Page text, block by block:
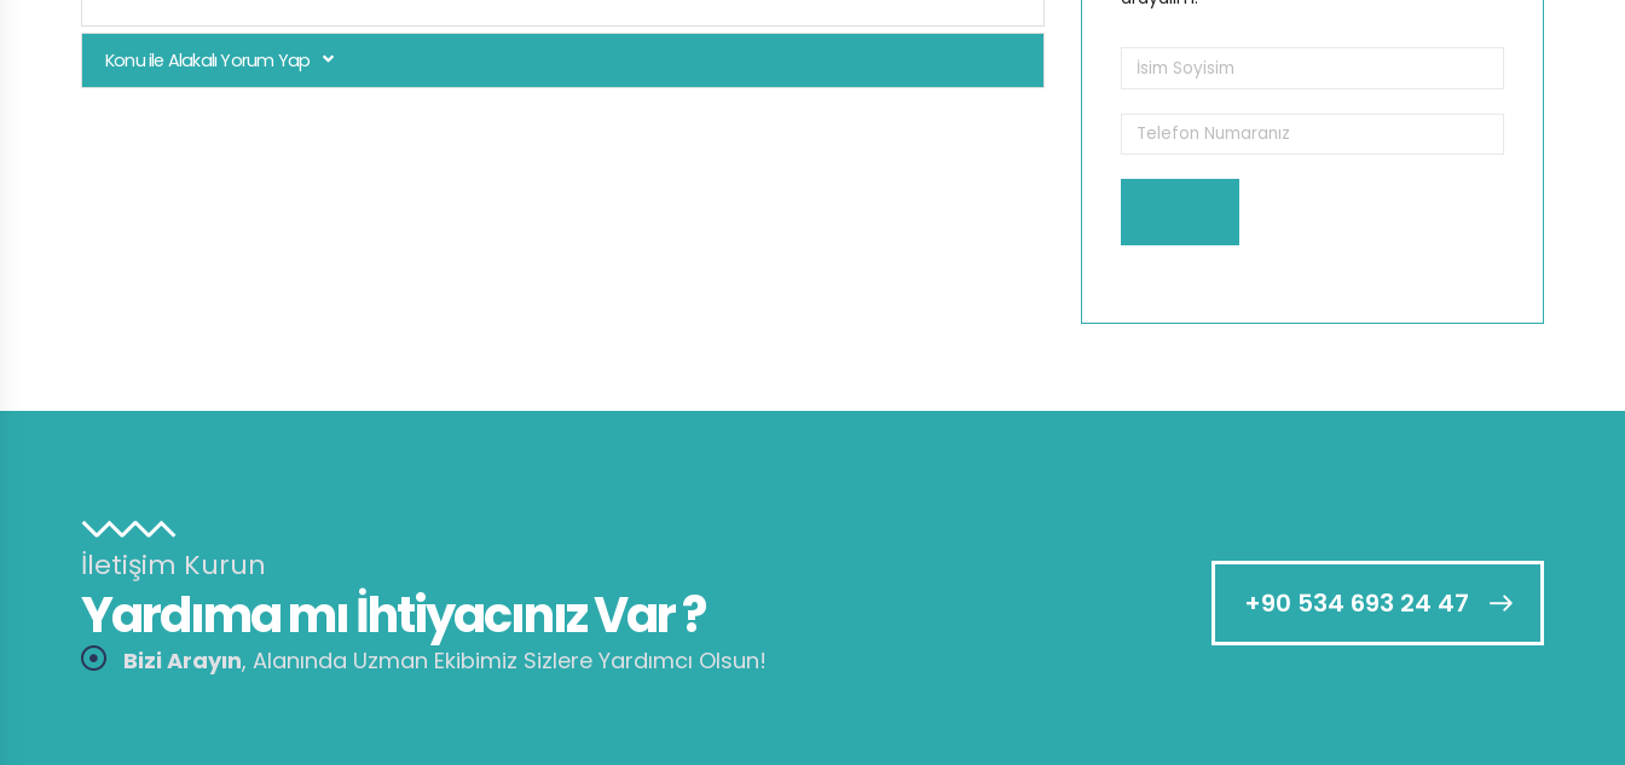
Konu ile Alakalı Yorum Yap
İletişim Kurun
Yardıma mı İhtiyacınız Var ?
Bizi Arayın, Alanında Uzman Ekibimiz Sizlere Yardımcı Olsun!
+90 534 693 24 47